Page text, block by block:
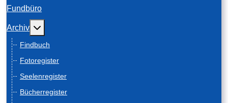
Fundbüro
Archiv Weitere Informationen: Archiv
Findbuch
Fotoregister
Seelenregister
Bücherregister